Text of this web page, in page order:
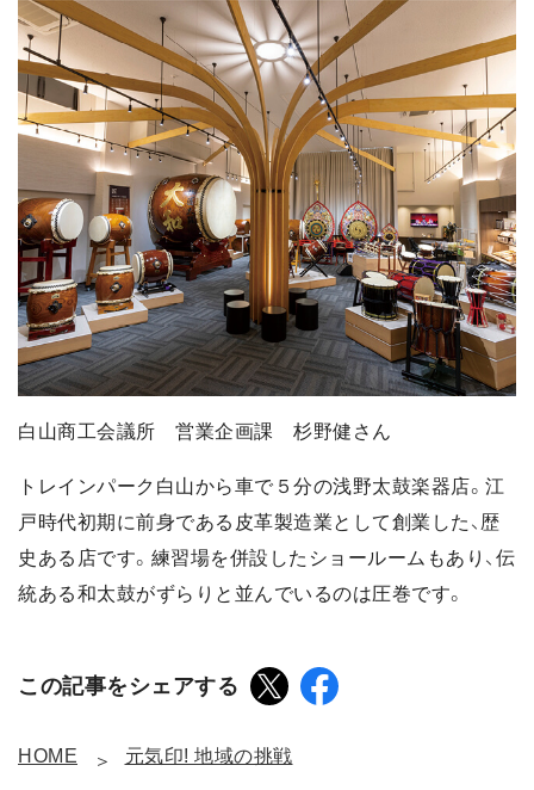
白山商工会議所 営業企画課 杉野健さん
トレインパーク白山から車で５分の浅野太鼓楽器店。江
戸時代初期に前身である皮革製造業として創業した、歴
史ある店です。練習場を併設したショールームもあり、伝
統ある和太鼓がずらりと並んでいるのは圧巻です。
この記事をシェアする
HOME 元気印! 地域の挑戦